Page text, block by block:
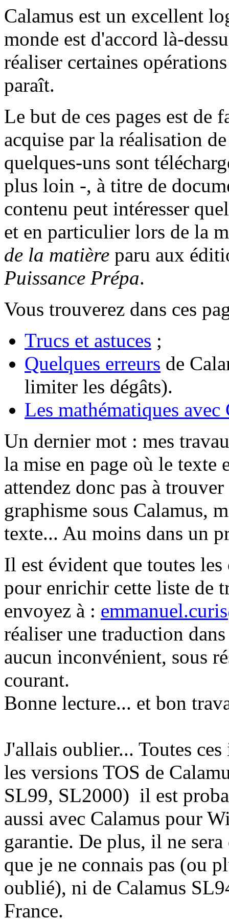
Calamus est un excellent
monde est d'accord là-
réaliser certaines
paraît.
Le but de ces pages est de
acquise par la réalisation
quelques-uns sont
plus loin -, à titre de
contenu peut intéresser
et en particulier lors de la
de la matière paru aux
Puissance Prépa.
Vous trouverez dans ces
Trucs et astuces ;
Quelques erreurs de
limiter les dégâts).
Les mathématiques avec
Un dernier mot : mes
la mise en page où le texte
attendez donc pas à
graphisme sous Calamus,
texte... Au moins dans un
Il est évident que toutes
pour enrichir cette liste de
envoyez à :
réaliser une traduction
aucun inconvénient, sous
courant.
Bonne lecture... et bon
J'allais oublier... Toutes
les versions TOS de
SL99, SL2000) il est
aussi avec Calamus pour
garantie. De plus, il ne
que je ne connais pas (ou
oublié), ni de Calamus
France.